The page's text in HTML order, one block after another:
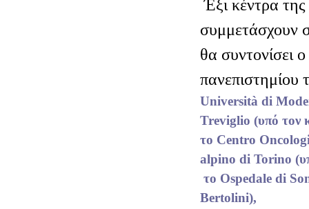
Έξι κέντρα της
συμμετάσχουν
θα συντονίσει ο
πανεπιστημίου
Università di
Treviglio (υπό τον
το Centro
alpino di Torino
το Ospedale di
Bertolini),